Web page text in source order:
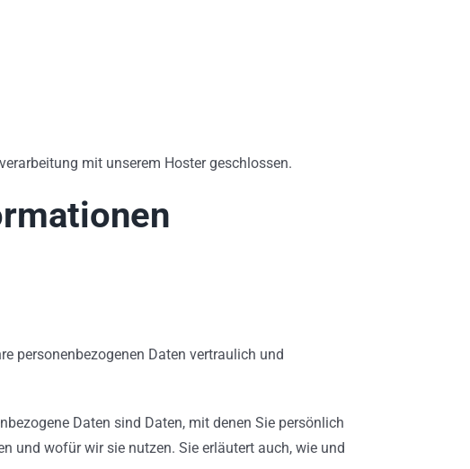
mit unserem Hoster geschlossen.
personenbezogenen Daten vertraulich und
Daten sind Daten, mit denen Sie persönlich
und wofür wir sie nutzen. Sie erläutert auch, wie und